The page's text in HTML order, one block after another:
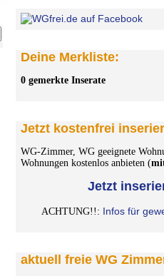
Deine Merkliste:
0 gemerkte Inserate
Jetzt kostenfrei
WG-Zimmer, WG geeignete
Wohnungen kostenlos anbieten (
Jetzt
ACHTUNG!!: Infos für
aktuell freie WG